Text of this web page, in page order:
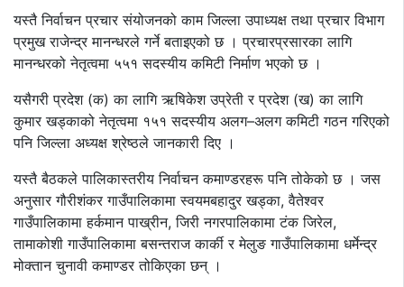
यस्तै निर्वाचन प्रचार संयोजनको काम जिल्ला उपाध्यक्ष तथा प्रचार विभाग
प्रमुख राजेन्द्र मानन्धरले गर्ने बताइएको छ । प्रचारप्रसारका लागि
मानन्धरको नेतृत्वमा ५५१ सदस्यीय कमिटी निर्माण भएको छ ।
यसैगरी प्रदेश (क) का लागि ऋषिकेश उप्रेती र प्रदेश (ख) का लागि
कुमार खड्काको नेतृत्वमा १५१ सदस्यीय अलग–अलग कमिटी गठन गरिएको
पनि जिल्ला अध्यक्ष श्रेष्ठले जानकारी दिए ।
यस्तै बैठकले पालिकास्तरीय निर्वाचन कमाण्डरहरू पनि तोकेको छ । जस
अनुसार गौरीशंकर गाउँपालिकामा स्वयमबहादुर खड्का, वैतेश्वर
गाउँपालिकामा हर्कमान पाख्रीन, जिरी नगरपालिकामा टंक जिरेल,
तामाकोशी गाउँपालिकामा बसन्तराज कार्की र मेलुङ गाउँपालिकामा धर्मेन्द्र
मोक्तान चुनावी कमाण्डर तोकिएका छन् ।